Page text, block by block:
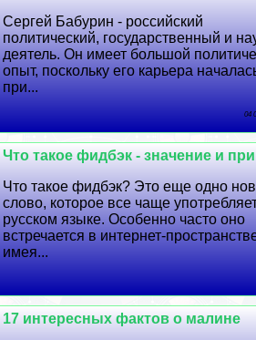
Сергeй Бабурин - российский
политический, государственный и
деятель. Он имеет большой
опыт, поскольку его карьера
при...
04
Что такое фидбэк - значение и
Что такое фидбэк? Это еще одно
слово, которое все чаще
русском языке. Особенно часто оно
встречается в интернет-
имея...
17 интересных фактов о малине